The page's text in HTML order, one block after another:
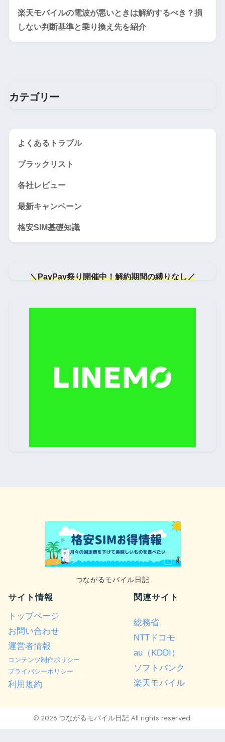
楽天モバイルの電波が悪いときは解約するべき？損
しない判断基準と乗り換え先を紹介
カテゴリー
よくあるトラブル
ブラックリスト
各社レビュー
最新キャンペーン
格安SIM基礎知識
＼PayPay祭り開催中！解約期間の縛りなし／
つながるモバイル日記
サイト情報
トップページ
お問い合わせ
運営者情報
コンテンツ制作ポリシー
プライバシーポリシー
利用規約
関連サイト
総務省
NTTドコモ
au（KDDI）
ソフトバンク
楽天モバイル
© 2026 つながるモバイル日記 All rights reserved.